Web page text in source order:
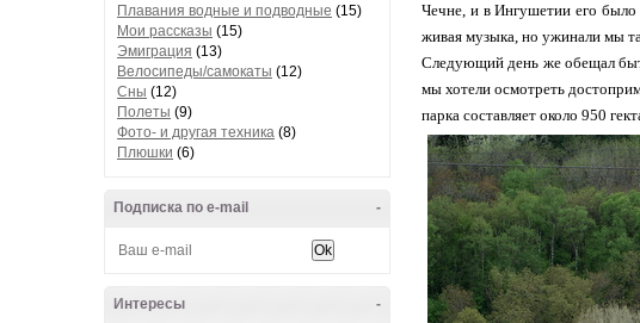
Плавания водные и подводные (15)
Мои рассказы (15)
Эмиграция (13)
Велосипеды/самокаты (12)
Сны (12)
Полеты (9)
Фото- и другая техника (8)
Плюшки (6)
-
Подписка по e-mail
-
Интересы
Чечне, и в Ингушетии его было
живая музыка, но ужинали мы
Следующий день же обещал
мы хотели осмотреть
парка составляет около 950